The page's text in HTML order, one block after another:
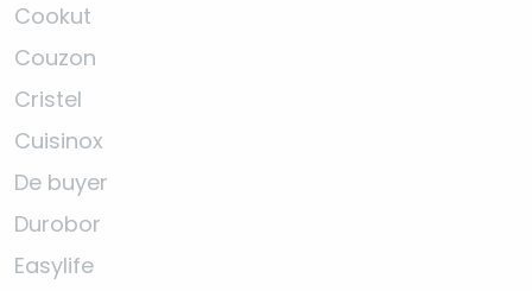
Cookut
Couzon
Cristel
Cuisinox
De buyer
Durobor
Easylife